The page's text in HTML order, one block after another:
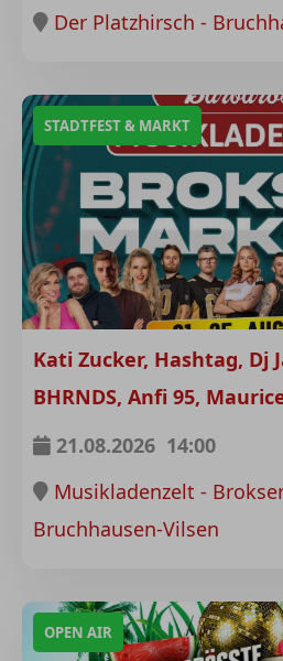
Der Platzhirsch -
STADTFEST & MARKT
Kati Zucker, Hashtag, Dj
BHRNDS, Anfi 95,
21.08.2026 14:00
Musikladenzelt -
Bruchhausen-Vilsen
OPEN AIR